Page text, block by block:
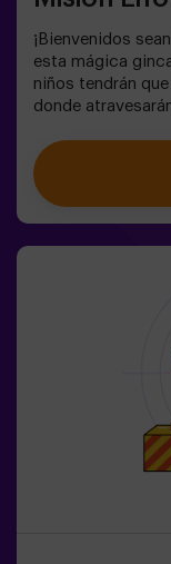
¡Bienvenidos
esta mágica
niños tendrán
donde
poder alcanzar
dulce victoria. La
fronteras de la
cumpleaños
parada en la
está en cada